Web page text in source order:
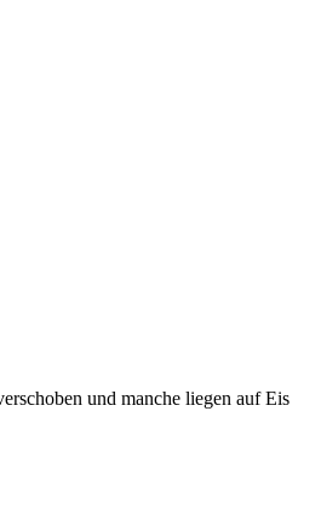
und manche liegen auf Eis